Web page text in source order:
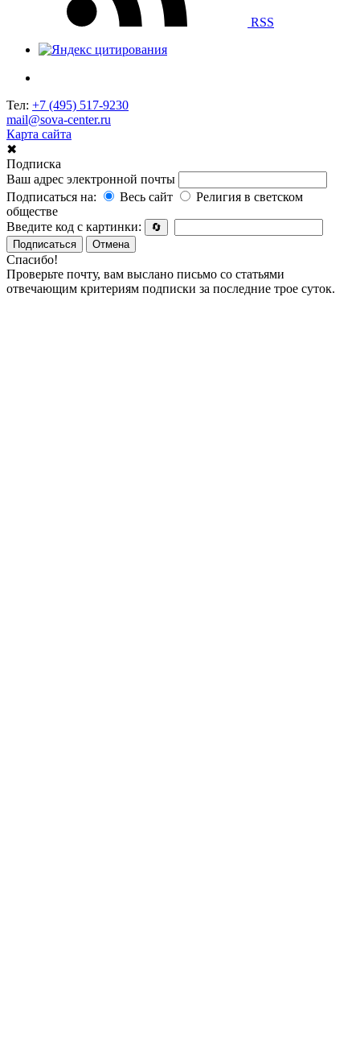
RSS
Тел: +7 (495) 517-9230
mail@sova-center.ru
Карта сайта
✖
Подписка
Ваш адрес электронной почты
Подписаться на:
Весь сайт
Религия в светском
обществе
Введите код с картинки:
🔄
Подписаться
Отмена
Спасибо!
Проверьте почту, вам выслано письмо со статьями
отвечающим критериям подписки за последние трое суток.